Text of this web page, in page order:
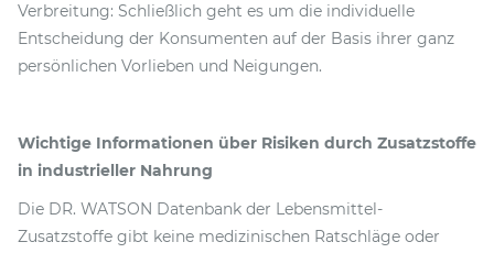
Verbreitung: Schließlich geht es um die individuelle
Entscheidung der Konsumenten auf der Basis ihrer ganz
persönlichen Vorlieben und Neigungen.
Wichtige Informationen über Risiken durch Zusatzstoffe
in industrieller Nahrung
Die DR. WATSON Datenbank der Lebensmittel-
Zusatzstoffe gibt keine medizinischen Ratschläge oder